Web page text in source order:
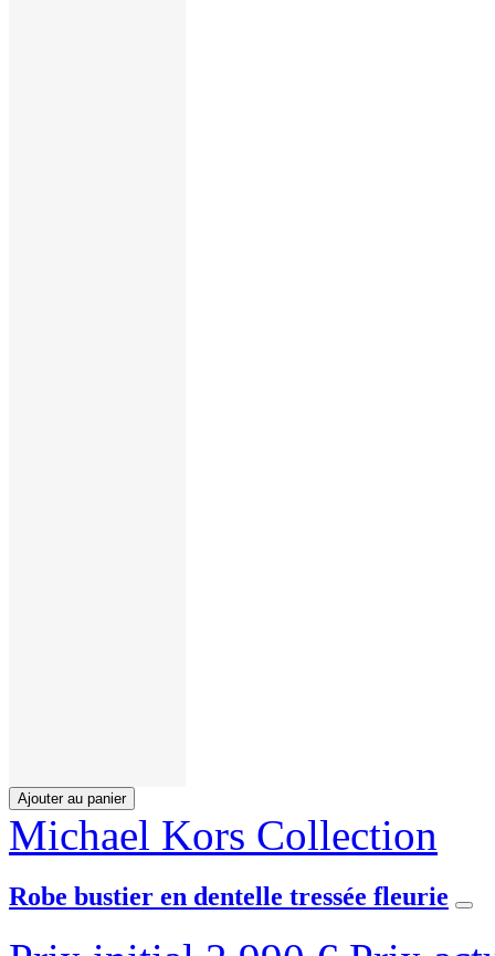
Ajouter au panier
Michael Kors Collection
Robe bustier en dentelle tressée fleurie